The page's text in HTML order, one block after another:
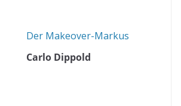
Der Makeover-Markus
Carlo Dippold